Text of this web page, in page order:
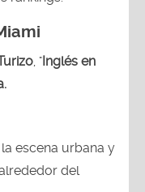
, "Inglés en
escena urbana y
del